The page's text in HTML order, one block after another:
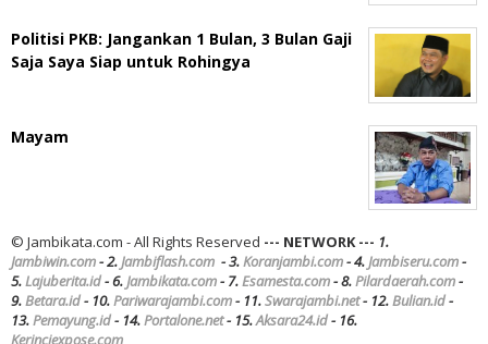
Politisi PKB: Jangankan 1 Bulan, 3 Bulan Gaji
Saja Saya Siap untuk Rohingya
Mayam
© Jambikata.com - All Rights Reserved --- NETWORK --- 1.
Jambiwin.com- 2.Jambiflash.com - 3.Koranjambi.com- 4.Jambiseru.com-
5.Lajuberita.id- 6.Jambikata.com- 7.Esamesta.com- 8.Pilardaerah.com-
9.Betara.id- 10.Pariwarajambi.com- 11.Swarajambi.net- 12.Bulian.id-
13.Pemayung.id- 14.Portalone.net- 15.Aksara24.id- 16.
Kerinciexpose.com